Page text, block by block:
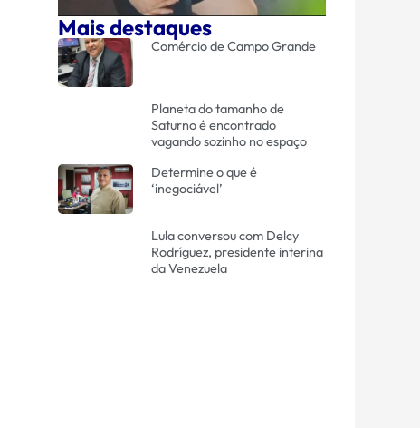
Mais destaques
Comércio de Campo Grande
Planeta do tamanho de
Saturno é encontrado
vagando sozinho no espaço
Determine o que é
‘inegociável’
Lula conversou com Delcy
Rodríguez, presidente interina
da Venezuela